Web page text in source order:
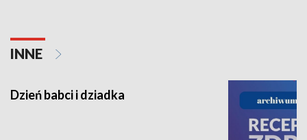
INNE
Dzień babci i dziadka